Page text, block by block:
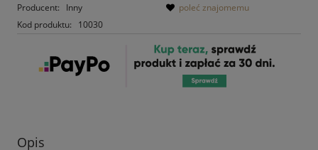
Producent:
Inny
Kod produktu:
10030
poleć znajomemu
Opis